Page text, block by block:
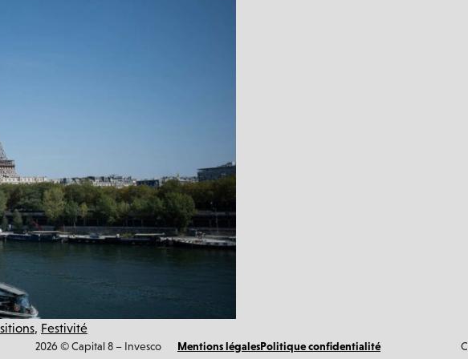
, Festivité
2026 © Capital 8 – Invesco Mentions légalesPolitique confidentialité